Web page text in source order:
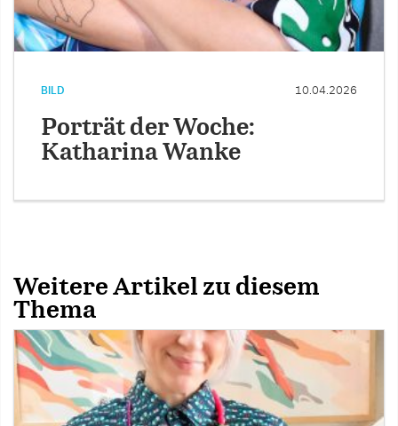
BILD 10.04.2026
Porträt der Woche:
Katharina Wanke
Weitere Artikel zu diesem
Thema